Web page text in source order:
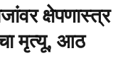
क्षेपणास्त्र
मृत्यू, आठ